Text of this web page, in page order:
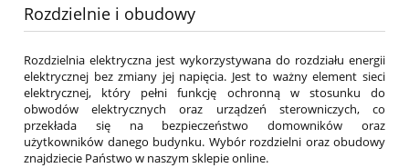
Rozdzielnie i obudowy
Rozdzielnia elektryczna jest wykorzystywana do rozdziału energii
elektrycznej bez zmiany jej napięcia. Jest to ważny element sieci
elektrycznej, który pełni funkcję ochronną w stosunku do
obwodów elektrycznych oraz urządzeń sterowniczych, co
przekłada się na bezpieczeństwo domowników oraz
użytkowników danego budynku. Wybór rozdzielni oraz obudowy
znajdziecie Państwo w naszym sklepie online.